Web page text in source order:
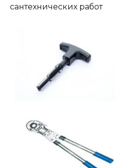
сантехнических работ